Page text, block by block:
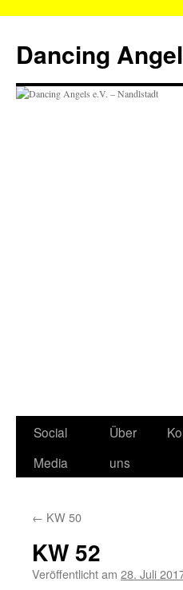
springen
Dancing
Social
Media
Über
uns
← KW 50
KW 52
Veröffentlicht am 28. Juli